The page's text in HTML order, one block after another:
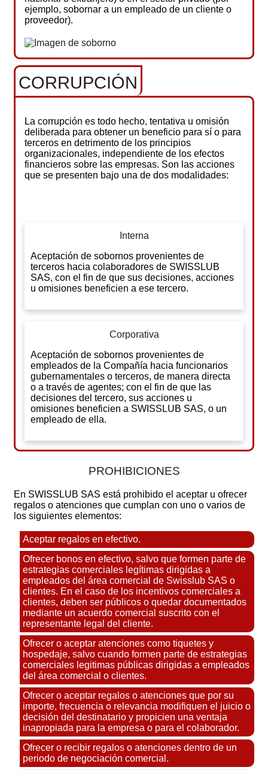
ejemplo, sobornar a un empleado de un cliente o
proveedor).
CORRUPCIÓN
La corrupción es todo hecho, tentativa u omisión
deliberada para obtener un beneficio para sí o para
terceros en detrimento de los principios
organizacionales, independiente de los efectos
financieros sobre las empresas. Son las acciones
que se presenten bajo una de dos modalidades:
Interna
Aceptación de sobornos provenientes de
terceros hacia colaboradores de SWISSLUB
SAS, con el fin de que sus decisiones, acciones
u omisiones beneficien a ese tercero.
Corporativa
Aceptación de sobornos provenientes de
empleados de la Compañía hacia funcionarios
gubernamentales o terceros, de manera directa
o a través de agentes; con el fin de que las
decisiones del tercero, sus acciones u
omisiones beneficien a SWISSLUB SAS, o un
empleado de ella.
PROHIBICIONES
En SWISSLUB SAS está prohibido el aceptar u ofrecer
regalos o atenciones que cumplan con uno o varios de
los siguientes elementos:
Aceptar regalos en efectivo.
Ofrecer bonos en efectivo, salvo que formen parte de
estrategias comerciales legítimas dirigidas a
empleados del área comercial de Swisslub SAS o
clientes. En el caso de los incentivos comerciales a
clientes, deben ser públicos o quedar documentados
mediante un acuerdo comercial suscrito con el
representante legal del cliente.
Ofrecer o aceptar atenciones como tiquetes y
hospedaje, salvo cuando formen parte de estrategias
comerciales legitimas públicas dirigidas a empleados
del área comercial o clientes.
Ofrecer o aceptar regalos o atenciones que por su
importe, frecuencia o relevancia modifiquen el juicio o
decisión del destinatario y propicien una ventaja
inapropiada para la empresa o para el colaborador.
Ofrecer o recibir regalos o atenciones dentro de un
periodo de negociación comercial.